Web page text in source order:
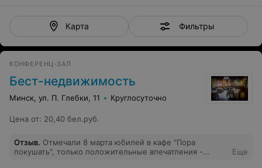
Карта Фильтры
КОНФЕРЕНЦ-ЗАЛ
Бест-недвижимость
Минск, ул. П. Глебки, 11 Круглосуточно
Цена от: 20,40 бел.руб.
Отзыв. Отмечали 8 марта юбилей в кафе "Пора
покушать", только положительные впечатления -
Еще